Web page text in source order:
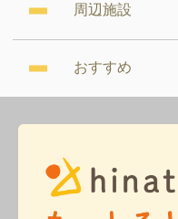
周辺施設
おすすめ